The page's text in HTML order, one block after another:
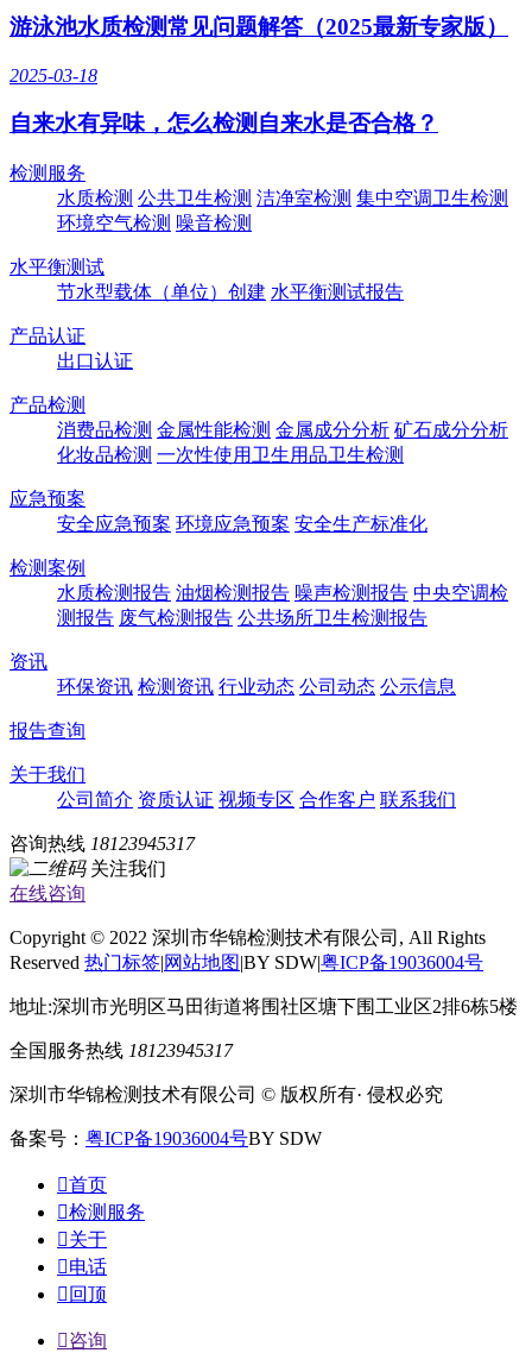
游泳池水质检测常见问题解答（2025最新专家版）
2025-03-18
自来水有异味，怎么检测自来水是否合格？
检测服务
水质检测 公共卫生检测 洁净室检测 集中空调卫生检测
环境空气检测 噪音检测
水平衡测试
节水型载体（单位）创建 水平衡测试报告
产品认证
出口认证
产品检测
消费品检测 金属性能检测 金属成分分析 矿石成分分析
化妆品检测 一次性使用卫生用品卫生检测
应急预案
安全应急预案 环境应急预案 安全生产标准化
检测案例
水质检测报告 油烟检测报告 噪声检测报告 中央空调检
测报告 废气检测报告 公共场所卫生检测报告
资讯
环保资讯 检测资讯 行业动态 公司动态 公示信息
报告查询
关于我们
公司简介 资质认证 视频专区 合作客户 联系我们
咨询热线 18123945317
关注我们
在线咨询
Copyright © 2022 深圳市华锦检测技术有限公司, All Rights
Reserved 热门标签|网站地图|BY SDW|粤ICP备19036004号
地址:深圳市光明区马田街道将围社区塘下围工业区2排6栋5楼
全国服务热线 18123945317
深圳市华锦检测技术有限公司 © 版权所有· 侵权必究
备案号： 粤ICP备19036004号BY SDW
首页
检测服务
关于
电话
 回顶
咨询